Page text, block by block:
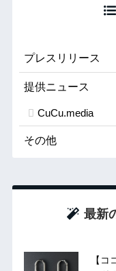
プレスリリース
提供ニュース
CuCu.media
その他
最新
【